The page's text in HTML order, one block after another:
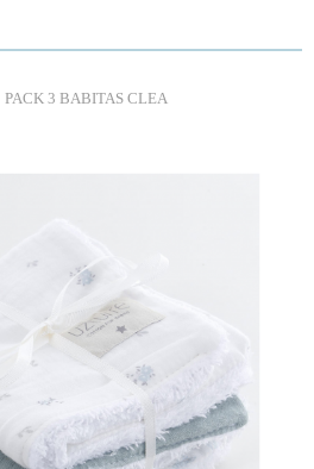
PACK 3 BABITAS CLEA